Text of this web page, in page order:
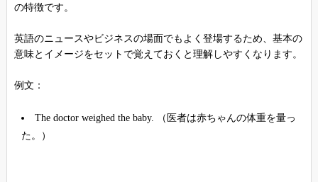
の特徴です。
英語のニュースやビジネスの場面でもよく登場するため、基本の
意味とイメージをセットで覚えておくと理解しやすくなります。
例文：
The doctor weighed the baby. （医者は赤ちゃんの体重を量っ
た。）